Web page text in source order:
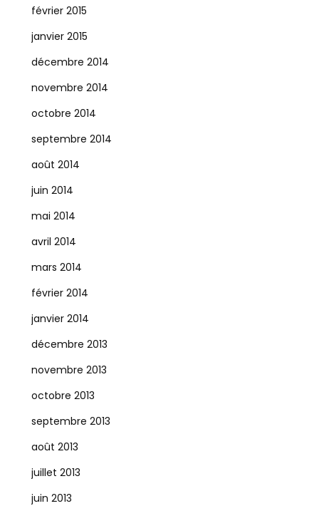
février 2015
janvier 2015
décembre 2014
novembre 2014
octobre 2014
septembre 2014
août 2014
juin 2014
mai 2014
avril 2014
mars 2014
février 2014
janvier 2014
décembre 2013
novembre 2013
octobre 2013
septembre 2013
août 2013
juillet 2013
juin 2013